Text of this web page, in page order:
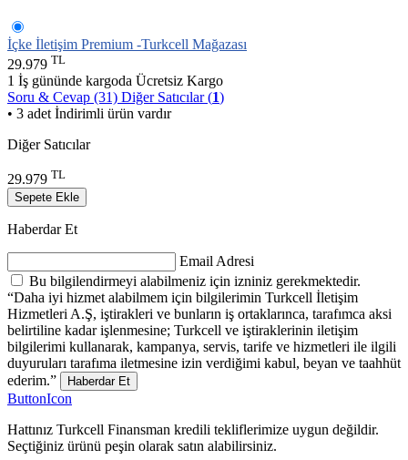
İçke İletişim Premium -Turkcell Mağazası
29.979 TL
1 İş gününde kargoda Ücretsiz Kargo
Soru & Cevap (31) Diğer Satıcılar (1)
• 3 adet İndirimli ürün vardır
Diğer Satıcılar
29.979 TL
Sepete Ekle
Haberdar Et
Email Adresi
Bu bilgilendirmeyi alabilmeniz için izniniz gerekmektedir.
“Daha iyi hizmet alabilmem için bilgilerimin Turkcell İletişim
Hizmetleri A.Ş, iştirakleri ve bunların iş ortaklarınca, tarafımca aksi
belirtiline kadar işlenmesine; Turkcell ve iştiraklerinin iletişim
bilgilerimi kullanarak, kampanya, servis, tarife ve hizmetleri ile ilgili
duyuruları tarafıma iletmesine izin verdiğimi kabul, beyan ve taahhüt
ederim.”
Haberdar Et
ButtonIcon
Hattınız Turkcell Finansman kredili tekliflerimize uygun değildir.
Seçtiğiniz ürünü peşin olarak satın alabilirsiniz.